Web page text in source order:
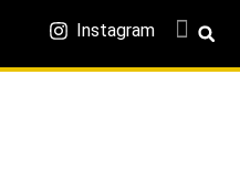
Instagram